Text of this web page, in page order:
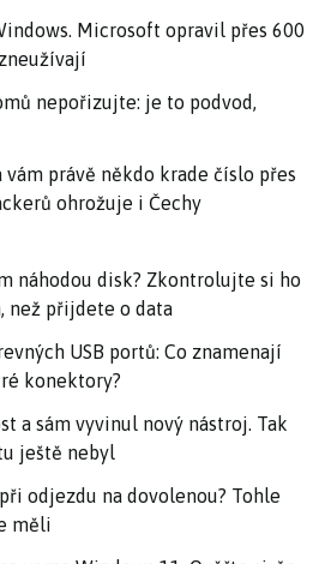
Microsoft opravil přes 600
nepořizujte: je to podvod,
vám právě někdo krade číslo přes
ohrožuje i Čechy
náhodou disk? Zkontrolujte si ho
než přijdete o data
USB portů: Co znamenají
konektory?
a sám vyvinul nový nástroj. Tak
ještě nebyl
odjezdu na dovolenou? Tohle
měli